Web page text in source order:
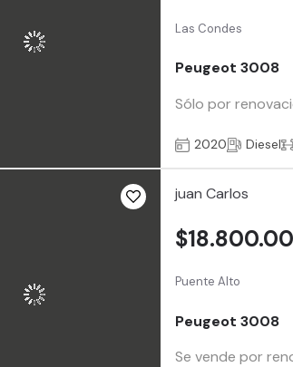
Las Condes
Peugeot 3008
Sólo por
2020 Diesel
juan Carlos
Puente Alto
Peugeot 3008
Se vende por